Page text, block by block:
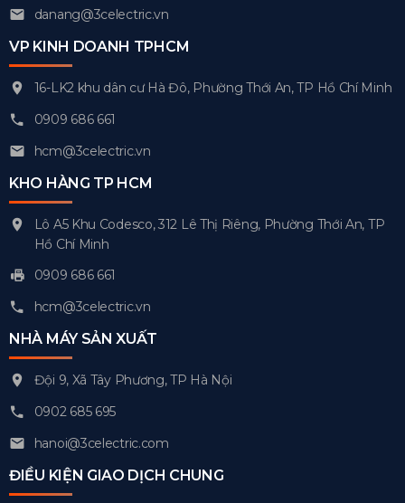
danang@3celectric.vn
VP KINH DOANH TPHCM
16-LK2 khu dân cư Hà Đô, Phường Thới An, TP Hồ Chí Minh
0909 686 661
hcm@3celectric.vn
KHO HÀNG TP HCM
Lô A5 Khu Codesco, 312 Lê Thị Riêng, Phường Thới An, TP
Hồ Chí Minh
0909 686 661
hcm@3celectric.vn
NHÀ MÁY SẢN XUẤT
Đội 9, Xã Tây Phương, TP Hà Nội
0902 685 695
hanoi@3celectric.com
ĐIỀU KIỆN GIAO DỊCH CHUNG